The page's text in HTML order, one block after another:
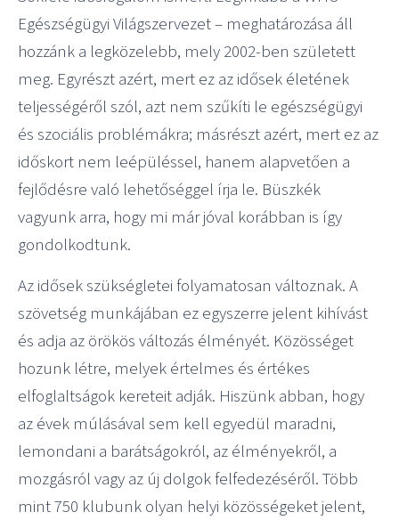
Egészségügyi Világszervezet – meghatározása áll
hozzánk a legközelebb, mely 2002-ben született
meg. Egyrészt azért, mert ez az idősek életének
teljességéről szól, azt nem szűkíti le egészségügyi
és szociális problémákra; másrészt azért, mert ez az
időskort nem leépüléssel, hanem alapvetően a
fejlődésre való lehetőséggel írja le. Büszkék
vagyunk arra, hogy mi már jóval korábban is így
gondolkodtunk.
Az idősek szükségletei folyamatosan változnak. A
szövetség munkájában ez egyszerre jelent kihívást
és adja az örökös változás élményét. Közösséget
hozunk létre, melyek értelmes és értékes
elfoglaltságok kereteit adják. Hiszünk abban, hogy
az évek múlásával sem kell egyedül maradni,
lemondani a barátságokról, az élményekről, a
mozgásról vagy az új dolgok felfedezéséről. Több
mint 750 klubunk olyan helyi közösségeket jelent,